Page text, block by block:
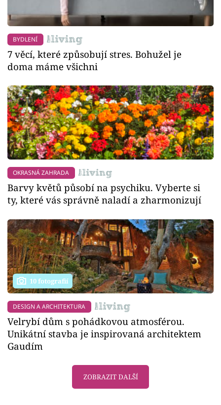
BYDLENÍ
7 věcí, které způsobují stres. Bohužel je
doma máme všichni
OKRASNÁ ZAHRADA
Barvy květů působí na psychiku. Vyberte si
ty, které vás správně naladí a zharmonizují
10 fotografií
DESIGN A ARCHITEKTURA
Velrybí dům s pohádkovou atmosférou.
Unikátní stavba je inspirovaná architektem
Gaudím
ZOBRAZIT DALŠÍ